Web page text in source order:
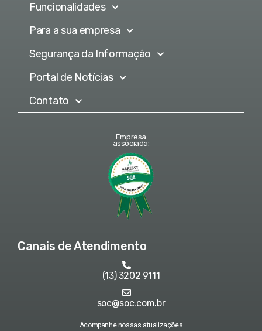
Funcionalidades
Para a sua empresa
Segurança da Informação
Portal de Notícias
Contato
Empresa
associada:
Canais de Atendimento
(13) 3202 9111
soc@soc.com.br
Acompanhe nossas atualizações